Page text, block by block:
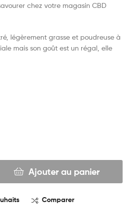
chez votre magasin CBD
légèrement grasse et poudreuse à
mais son goût est un régal, elle
Ajouter au panier
Comparer